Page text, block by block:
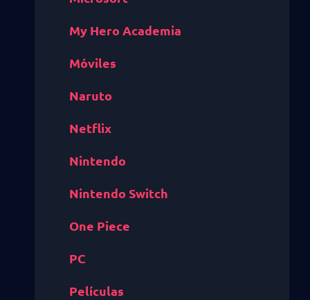
My Hero Academia
Móviles
Naruto
Netflix
Nintendo
Nintendo Switch
One Piece
PC
Películas